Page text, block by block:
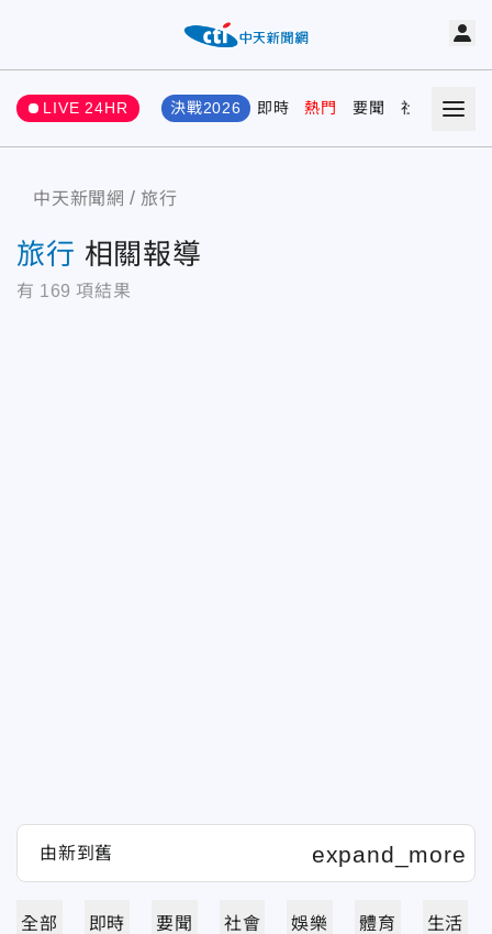
LIVE 24HR 決戰2026 即時 熱門 要聞 社會 娛樂
中天新聞網 旅行
旅行 相關報導
有 169 項結果
全部 即時 要聞 社會 娛樂 體育 生活